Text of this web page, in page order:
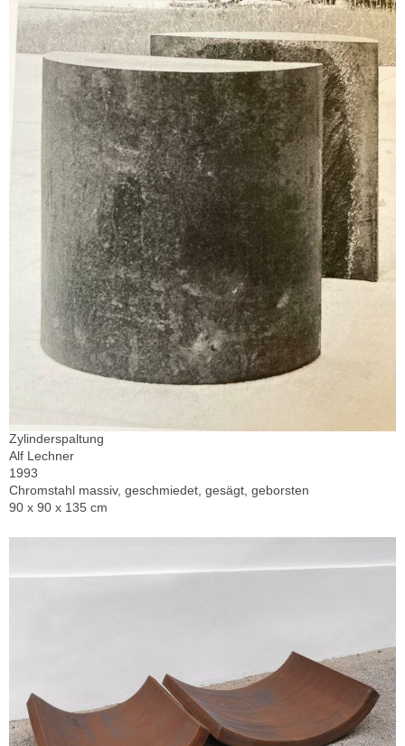
Zylinderspaltung
Alf Lechner
1993
Chromstahl massiv, geschmiedet, gesägt, geborsten
90 x 90 x 135 cm